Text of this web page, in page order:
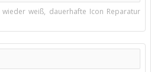
weiß, dauerhafte Icon Reparatur